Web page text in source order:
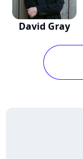
David Gray